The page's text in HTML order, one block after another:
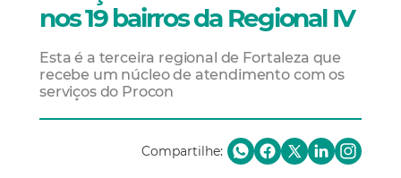
nos 19 bairros da Regional IV
Esta é a terceira regional de Fortaleza que
recebe um núcleo de atendimento com os
serviços do Procon
Compartilhe: